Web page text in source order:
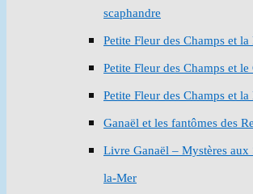
scaphandre
Petite Fleur des Champs et la
Petite Fleur des Champs et
Petite Fleur des Champs et la
Ganaël et les fantômes des
Livre Ganaël – Mystères aux
la-Mer